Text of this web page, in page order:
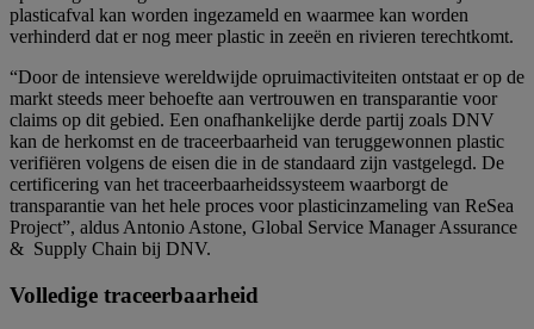
plasticafval kan worden ingezameld en waarmee kan worden
verhinderd dat er nog meer plastic in zeeën en rivieren terechtkomt.
“Door de intensieve wereldwijde opruimactiviteiten ontstaat er op de
markt steeds meer behoefte aan vertrouwen en transparantie voor
claims op dit gebied. Een onafhankelijke derde partij zoals DNV
kan de herkomst en de traceerbaarheid van teruggewonnen plastic
verifiëren volgens de eisen die in de standaard zijn vastgelegd. De
certificering van het traceerbaarheidssysteem waarborgt de
transparantie van het hele proces voor plasticinzameling van ReSea
Project”, aldus Antonio Astone, Global Service Manager Assurance
& Supply Chain bij DNV.
Volledige traceerbaarheid